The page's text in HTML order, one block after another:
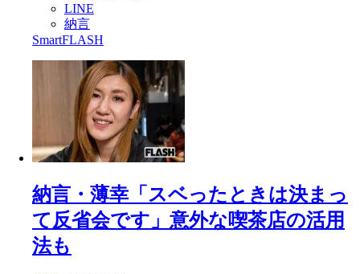
LINE
納言
SmartFLASH
納言・薄幸「スベったときは決まっ
て反省会です」意外な喫茶店の活用
法も